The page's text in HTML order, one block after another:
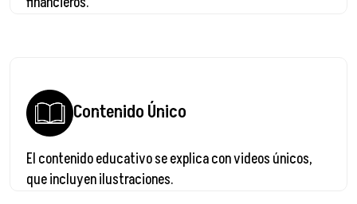
Contenido Único
El contenido educativo se explica con videos únicos,
que incluyen ilustraciones.